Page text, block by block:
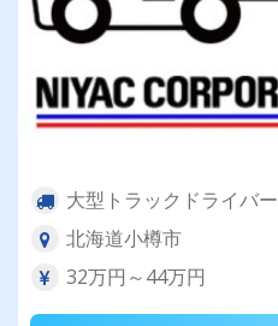
大型トラックドライバー
北海道小樽市
32万円～44万円